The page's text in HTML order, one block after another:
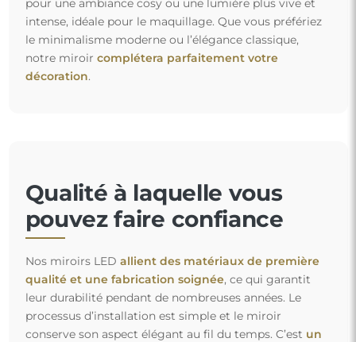
pour une ambiance cosy ou une lumière plus vive et
intense, idéale pour le maquillage. Que vous préfériez
le minimalisme moderne ou l’élégance classique,
notre miroir complétera parfaitement votre
décoration.
Qualité à laquelle vous
pouvez faire confiance
Nos miroirs LED allient des matériaux de première
qualité et une fabrication soignée, ce qui garantit
leur durabilité pendant de nombreuses années. Le
processus d’installation est simple et le miroir
conserve son aspect élégant au fil du temps. C’est un